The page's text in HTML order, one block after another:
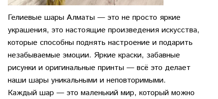
Гелиевые шары Алматы — это не просто яркие
украшения, это настоящие произведения искусства,
которые способны поднять настроение и подарить
незабываемые эмоции. Яркие краски, забавные
рисунки и оригинальные принты — всё это делает
наши шары уникальными и неповторимыми.
Каждый шар — это маленький мир, который можно